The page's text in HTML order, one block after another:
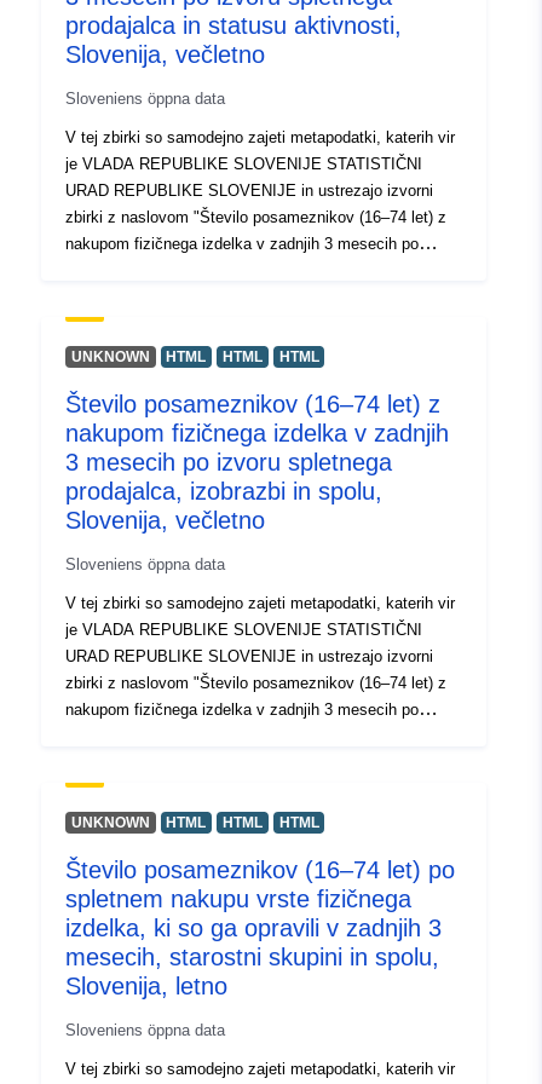
prodajalca in statusu aktivnosti,
Slovenija, večletno
Sloveniens öppna data
V tej zbirki so samodejno zajeti metapodatki, katerih vir
je VLADA REPUBLIKE SLOVENIJE STATISTIČNI
URAD REPUBLIKE SLOVENIJE in ustrezajo izvorni
zbirki z naslovom "Število posameznikov (16–74 let) z
nakupom fizičnega izdelka v zadnjih 3 mesecih po
formatu PC-Axis (.px). Med dodatnimi povezavami lahko
dostopate do strani izvornega portala za vpogled in izbor
lahko brezplačno prenesete. Oba omogočata izbor
podatkov za prikaz, spreminjanje oblike izpisa in
shranjevanje v različne formate, poleg tega pa tudi
pregledovanje in izpis tabel neomejene velikosti ter
nekaj osnovnih statističnih analiz in grafičnih prikazov.
UNKNOWN HTML HTML HTML
Število posameznikov (16–74 let) z
nakupom fizičnega izdelka v zadnjih
3 mesecih po izvoru spletnega
prodajalca, izobrazbi in spolu,
Slovenija, večletno
Sloveniens öppna data
V tej zbirki so samodejno zajeti metapodatki, katerih vir
je VLADA REPUBLIKE SLOVENIJE STATISTIČNI
URAD REPUBLIKE SLOVENIJE in ustrezajo izvorni
zbirki z naslovom "Število posameznikov (16–74 let) z
nakupom fizičnega izdelka v zadnjih 3 mesecih po
formatu PC-Axis (.px). Med dodatnimi povezavami lahko
dostopate do strani izvornega portala za vpogled in izbor
lahko brezplačno prenesete. Oba omogočata izbor
podatkov za prikaz, spreminjanje oblike izpisa in
shranjevanje v različne formate, poleg tega pa tudi
pregledovanje in izpis tabel neomejene velikosti ter
nekaj osnovnih statističnih analiz in grafičnih prikazov.
UNKNOWN HTML HTML HTML
Število posameznikov (16–74 let) po
spletnem nakupu vrste fizičnega
izdelka, ki so ga opravili v zadnjih 3
mesecih, starostni skupini in spolu,
Slovenija, letno
Sloveniens öppna data
V tej zbirki so samodejno zajeti metapodatki, katerih vir